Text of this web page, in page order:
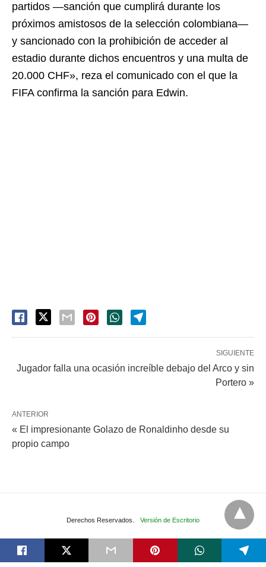
partidos —sanción que cumplirá durante los
próximos amistosos de la selección colombiana—
y sancionado con la prohibición de acceder al
estadio durante dichos encuentros y una multa de
20.000 CHF», reza el comunicado con el que la
FIFA confirma la sanción para Edwin.
SIGUIENTE
Jugador falla una ocasión increíble debajo del Arco y sin
Portero »
ANTERIOR
« El impresionante Golazo de Ronaldinho desde su
propio campo
Derechos Reservados. Versión de Escritorio